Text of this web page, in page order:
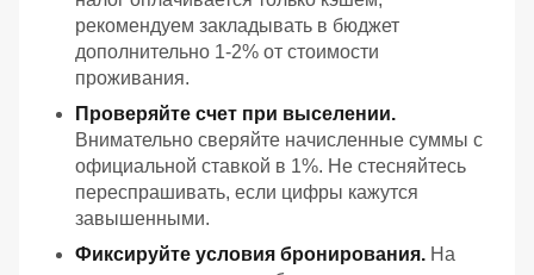
рекомендуем закладывать в бюджет
дополнительно 1-2% от стоимости
проживания.
Проверяйте счет при выселении.
Внимательно сверяйте начисленные суммы с
официальной ставкой в 1%. Не стесняйтесь
переспрашивать, если цифры кажутся
завышенными.
Фиксируйте условия бронирования. На